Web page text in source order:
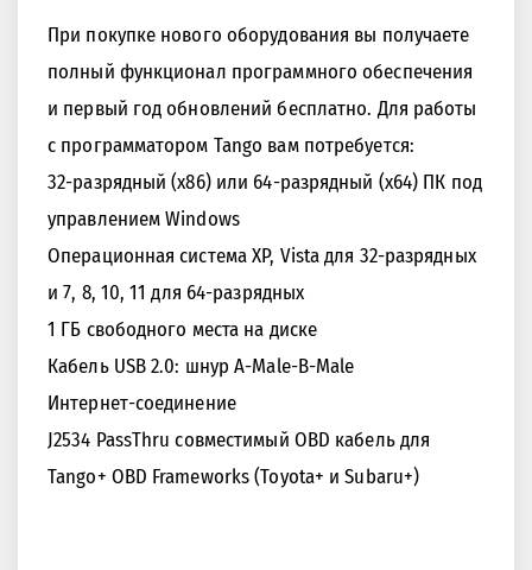
При покупке нового оборудования вы получаете
полный функционал программного обеспечения
и первый год обновлений бесплатно. Для работы
с программатором Tango вам потребуется:
32-разрядный (x86) или 64-разрядный (x64) ПК под
управлением Windows
Операционная система XP, Vista для 32-разрядных
и 7, 8, 10, 11 для 64-разрядных
1 ГБ свободного места на диске
Кабель USB 2.0: шнур A-Male-B-Male
Интернет-соединение
J2534 PassThru совместимый OBD кабель для
Tango+ OBD Frameworks (Toyota+ и Subaru+)